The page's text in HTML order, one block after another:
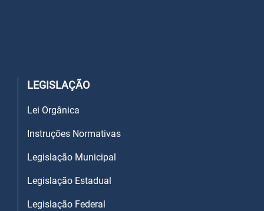
LEGISLAÇÃO
Lei Orgânica
Instruções Normativas
Legislação Municipal
Legislação Estadual
Legislação Federal